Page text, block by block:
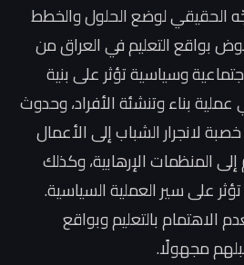
الحقيقي لوضع الحلول والخطط
بواقع التعليم في العراق من
وسياسية تؤثر على بنية
بناء وتنشئة الأفراد، وحدوث
لانجرار الشباب إلى الأعمال
إلى المنظمات الإرهابية، وكذلك
على سير العملية السياسية.
الاهتمام بالتعليم وبواقع
مجهولًا.